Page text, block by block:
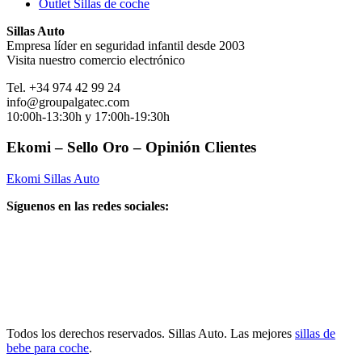
Outlet Sillas de coche
Sillas Auto
Empresa líder en seguridad infantil desde 2003
Visita nuestro comercio electrónico
Tel. +34 974 42 99 24
info@groupalgatec.com
10:00h-13:30h y 17:00h-19:30h
Ekomi – Sello Oro – Opinión Clientes
Ekomi Sillas Auto
Síguenos en las redes sociales:
Todos los derechos reservados. Sillas Auto. Las mejores sillas de
bebe para coche.